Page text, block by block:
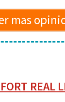
mas
REAL